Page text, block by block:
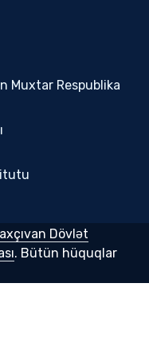
Muxtar Respublika
Dövlət
. Bütün hüquqlar